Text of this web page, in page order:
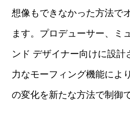
想像もできなかった方法で
ます。プロデューサー、ミ
ンド デザイナー向けに設
力なモーフィング機能によ
の変化を新たな方法で制御